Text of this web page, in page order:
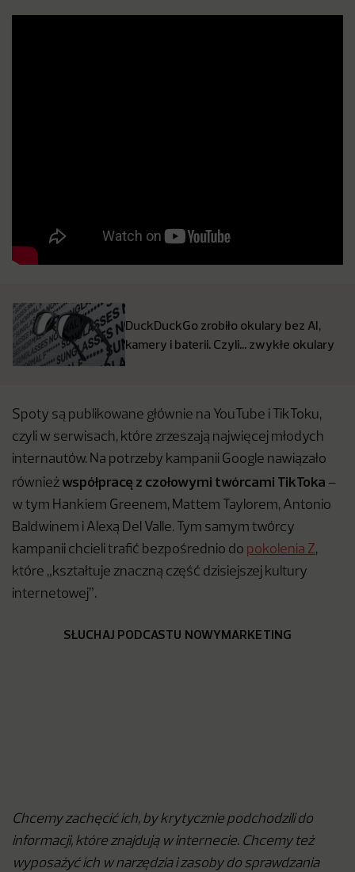
DuckDuckGo zrobiło okulary bez AI,
kamery i baterii. Czyli… zwykłe okulary
Spoty są publikowane głównie na YouTube i TikToku,
czyli w serwisach, które zrzeszają najwięcej młodych
internautów. Na potrzeby kampanii Google nawiązało
również współpracę z czołowymi twórcami TikToka –
w tym Hankiem Greenem, Mattem Taylorem, Antonio
Baldwinem i Alexą Del Valle. Tym samym twórcy
kampanii chcieli trafić bezpośrednio do pokolenia Z,
które „kształtuje znaczną część dzisiejszej kultury
internetowej”.
SŁUCHAJ PODCASTU NOWYMARKETING
Chcemy zachęcić ich, by krytycznie podchodzili do
informacji, które znajdują w internecie. Chcemy też
wyposażyć ich w narzędzia i zasoby do sprawdzania